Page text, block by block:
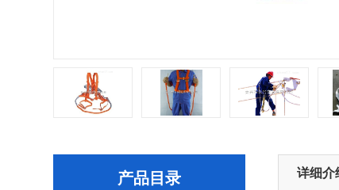
产品目录 详细介